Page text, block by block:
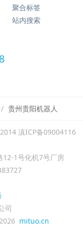
聚合标签
站内搜索
贵州贵阳机器人
滇ICP备09004116
12-1号化机7号厂房
司
mituo.cn